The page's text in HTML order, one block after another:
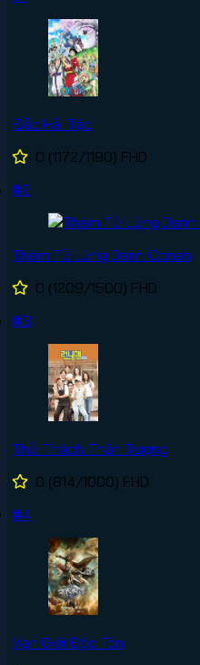
Đảo Hải Tặc
0 (1172/1190) FHD
#2
Thám Tử Lừng Danh Conan
0 (1209/1500) FHD
#3
Thử Thách Thần Tượng
0 (814/1000) FHD
#4
Vạn Giới Độc Tôn